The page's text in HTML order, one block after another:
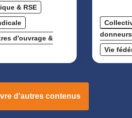
& RSE
d'ouvrage &
Vie
d'autres contenus